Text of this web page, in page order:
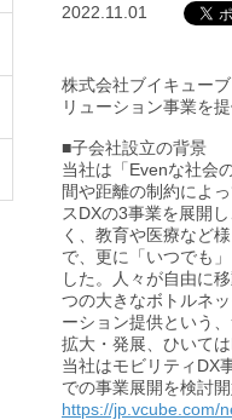
2022.11.01
株式会社ブイキュー
リューション事業を
■子会社設立の背景
当社は「Evenな社会
間や距離の制約によ
スDXの3事業を展開
く、教育や医療など
で、更に「いつでも
した。人々が自由に
つの大きなボトルネ
ーション提供という
拡大・発展、ひいて
当社はモビリティDX
での事業展開を検討
https://jp.vcube.com/